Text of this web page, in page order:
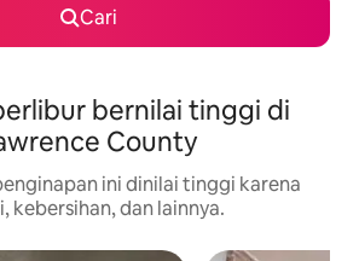
Cari
bernilai tinggi di
County
ini dinilai tinggi karena
kebersihan, dan lainnya.